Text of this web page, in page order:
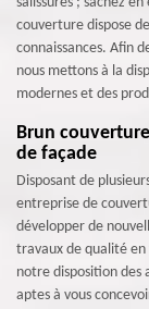
couverture dispose
connaissances. Afin
nous mettons à la
modernes et des
Brun
de façade
Disposant de
entreprise de
développer de
travaux de qualité en
notre disposition des
aptes à vous